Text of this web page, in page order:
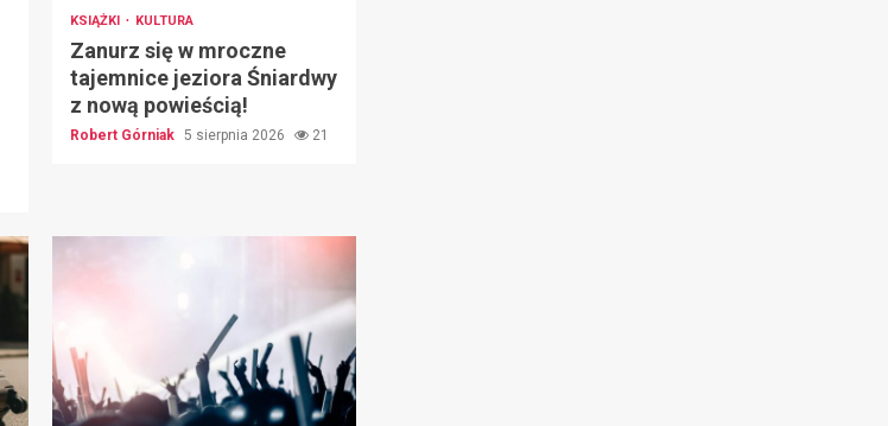
KSIĄŻKI KULTURA
Zanurz się w mroczne
tajemnice jeziora Śniardwy
z nową powieścią!
Robert Górniak 5 sierpnia 2026 21